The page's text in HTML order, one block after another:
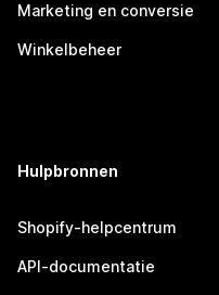
Marketing en conversie
Winkelbeheer
Hulpbronnen
Shopify-helpcentrum
API-documentatie